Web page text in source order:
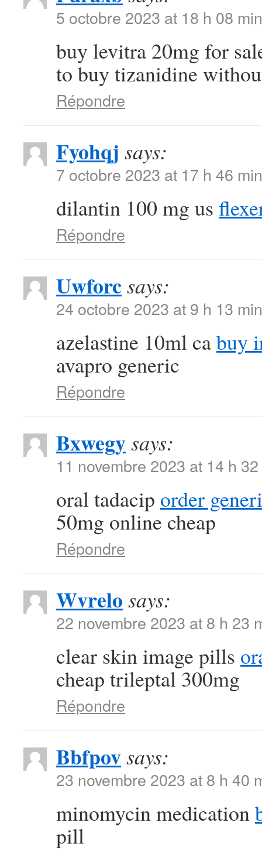
5 octobre 2023 at 18 h 08 min
buy levitra 20mg for
to buy tizanidine
Répondre
Fyohqj says:
7 octobre 2023 at 17 h 46 min
dilantin 100 mg us
Répondre
Uwforcsays:
24 octobre 2023 at 9 h 13 min
azelastine 10ml cabuy
avapro generic
Répondre
Bxwegysays:
11 novembre 2023 at 14 h
oral tadacip order
50mg online cheap
Répondre
Wvrelo says:
22 novembre 2023 at 8 h 23
clear skin image pills
cheap trileptal 300mg
Répondre
Bbfpovsays:
23 novembre 2023 at 8 h 40
minomycin medication
pill